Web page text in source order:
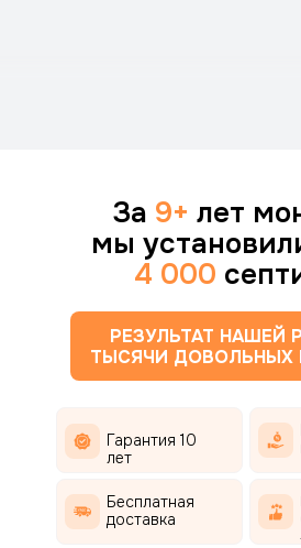
Гарантия 10
лет
Бесплатная
доставка
За 9+ лет
мы
4 000
РЕЗУЛЬТАТ НАШЕЙ
ТЫСЯЧИ ДОВОЛЬНЫХ